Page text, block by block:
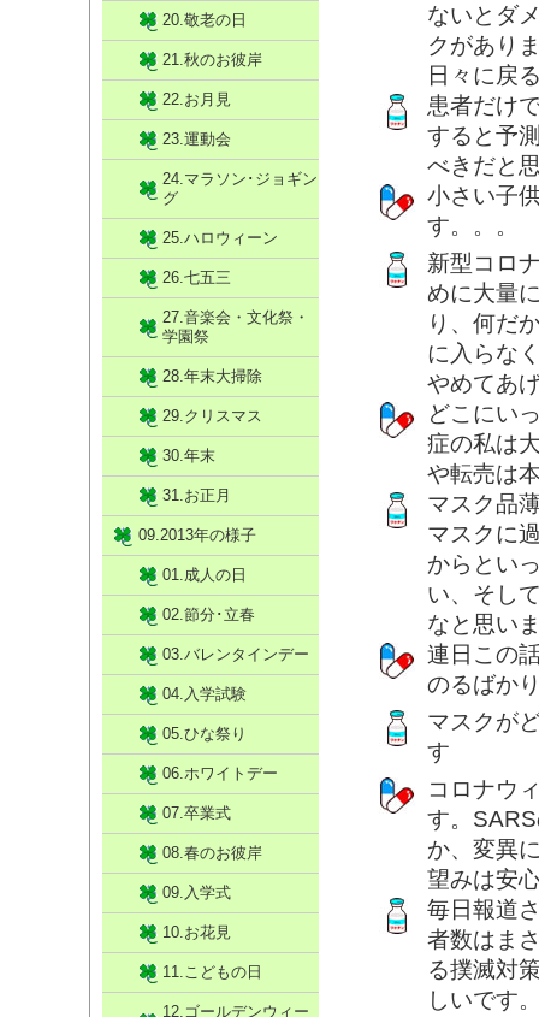
ないとダ
クがあり
日々に戻
患者だけ
すると予
べきだと
小さい子
す。。。
新型コロ
めに大量
り、何だ
に入らな
やめてあ
どこにい
症の私は
や転売は
マスク品
マスクに
からとい
い、そし
なと思い
連日この
のるばか
マスクが
す
コロナウ
す。
か、変異
望みは安
毎日報道
者数はま
る撲滅対
しいです
20.敬老の日
21.秋のお彼岸
22.お月見
23.運動会
24.マラソン･ジョギン
グ
25.ハロウィーン
26.七五三
27.音楽会・文化祭・
学園祭
28.年末大掃除
29.クリスマス
30.年末
31.お正月
09.2013年の様子
01.成人の日
02.節分･立春
03.バレンタインデー
04.入学試験
05.ひな祭り
06.ホワイトデー
07.卒業式
08.春のお彼岸
09.入学式
10.お花見
11.こどもの日
12.ゴールデンウィー